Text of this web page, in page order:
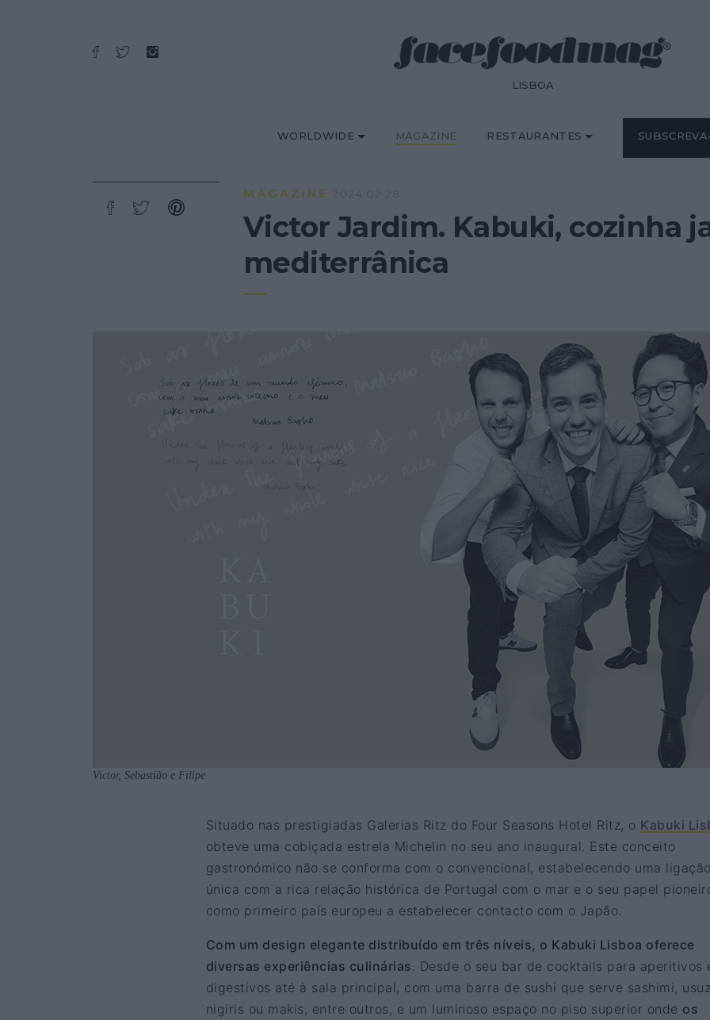
LISBOA
WORLDWIDE MAGAZINE RESTAURANTES
MAGAZINE 2024·02·28
Victor Jardim. Kabuki, cozinha
mediterrânica
Victor, Sebastião e Filipe
Situado nas prestigiadas Galerias Ritz do Four Seasons Hotel Ritz, o Kabuki
obteve uma cobiçada estrela Michelin no seu ano inaugural. Este conceito
gastronómico não se conforma com o convencional, estabelecendo uma
única com a rica relação histórica de Portugal com o mar e o seu papel
como primeiro país europeu a estabelecer contacto com o Japão.
Com um design elegante distribuído em três níveis, o Kabuki Lisboa oferece
diversas experiências culinárias. Desde o seu bar de cocktails para aperitivos
digestivos até à sala principal, com uma barra de sushi que serve sashimi,
nigiris ou makis, entre outros, e um luminoso espaço no piso superior onde os